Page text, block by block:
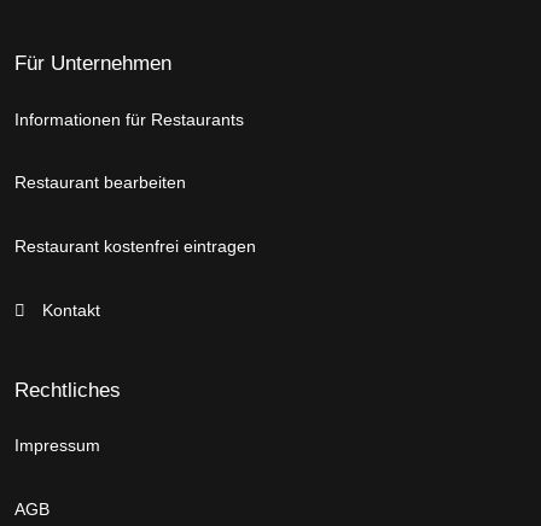
Für Unternehmen
Informationen für Restaurants
Restaurant bearbeiten
Restaurant kostenfrei eintragen
Kontakt
Rechtliches
Impressum
AGB